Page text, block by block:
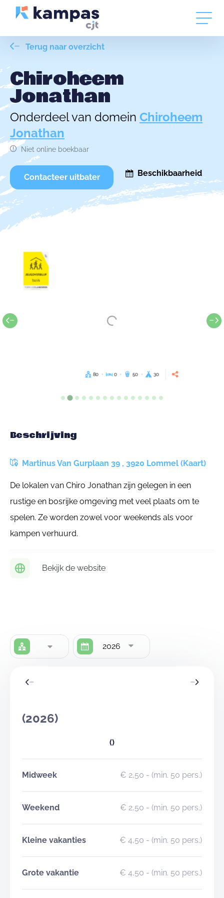
Terug naar overzicht
Chiroheem
Jonathan
Onderdeel van domein Chiroheem
Jonathan
Niet online boekbaar
Contacteer uitbater Beschikbaarheid
80 0 50 30
Beschrijving
Martinus Van Gurplaan 39 , 3920 Lommel (Kaart)
De lokalen van Chiro Jonathan zijn gelegen in een
rustige en bosrijke omgeving met veel plaats om te
spelen. Ze worden zowel voor weekends als voor
kampen verhuurd.
Bekijk de website
2026
(2026)
()
Midweek € 2,50 - (min. 50 pers.)
Weekend € 2,50 - (min. 50 pers.)
Kleine vakanties € 4,50 - (min. 50 pers.)
Grote vakantie € 4,50 - (min. 50 pers.)